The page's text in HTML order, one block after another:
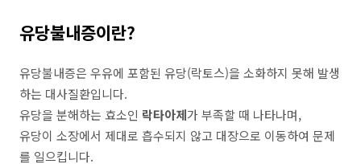
유당불내증이란?
유당불내증은 우유에 포함된 유당(락토스)을 소화하지 못해 발생
하는 대사질환입니다.
유당을 분해하는 효소인 락타아제가 부족할 때 나타나며,
유당이 소장에서 제대로 흡수되지 않고 대장으로 이동하여 문제
를 일으킵니다.